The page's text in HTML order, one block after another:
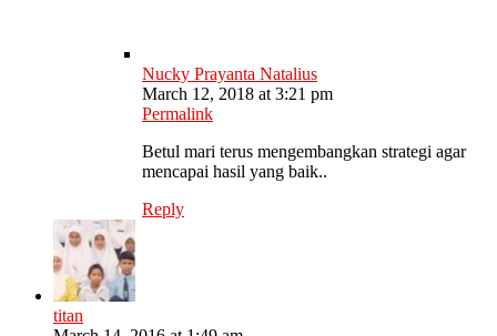
Nucky Prayanta Natalius
March 12, 2018 at 3:21 pm
Permalink
Betul mari terus mengembangkan strategi agar
mencapai hasil yang baik..
Reply
titan